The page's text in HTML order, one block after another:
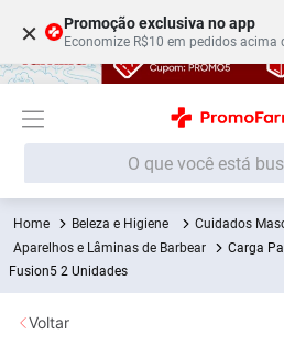
× Promoção exclusiva no app
Economize R$10 em pedidos acima
O que você está buscando?
Beleza e Higiene
Cuidados
Aparelhos e Lâminas de Barbear
Carga
Fusion5 2 Unidades
Voltar
Termos mais buscados
1º Fralda